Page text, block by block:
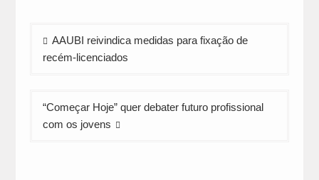
Navegação
de
AAUBI reivindica medidas para fixação de
recém-licenciados
“Começar Hoje” quer debater futuro profissional
com os jovens